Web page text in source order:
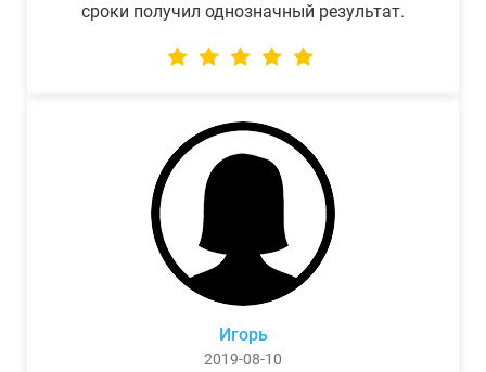
сроки получил однозначный результат.
Игорь
2019-08-10